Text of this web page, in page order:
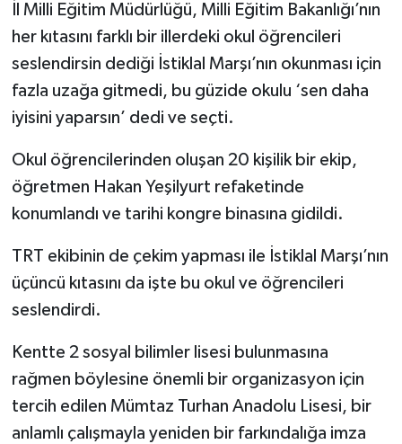
İl Milli Eğitim Müdürlüğü, Milli Eğitim Bakanlığı’nın
her kıtasını farklı bir illerdeki okul öğrencileri
seslendirsin dediği İstiklal Marşı’nın okunması için
fazla uzağa gitmedi, bu güzide okulu ‘sen daha
iyisini yaparsın’ dedi ve seçti.
Okul öğrencilerinden oluşan 20 kişilik bir ekip,
öğretmen Hakan Yeşilyurt refaketinde
konumlandı ve tarihi kongre binasına gidildi.
TRT ekibinin de çekim yapması ile İstiklal Marşı’nın
üçüncü kıtasını da işte bu okul ve öğrencileri
seslendirdi.
Kentte 2 sosyal bilimler lisesi bulunmasına
rağmen böylesine önemli bir organizasyon için
tercih edilen Mümtaz Turhan Anadolu Lisesi, bir
anlamlı çalışmayla yeniden bir farkındalığa imza